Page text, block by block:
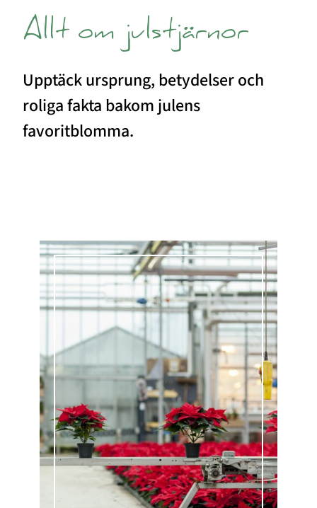
Allt om julstjärnor
Upptäck ursprung, betydelser och
roliga fakta bakom julens
favoritblomma.